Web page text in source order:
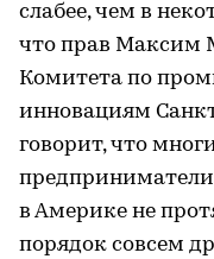
слабее, чем в
что прав Максим
Комитета по
инновациям
говорит, что
предприниматели
в Америке не
порядок совсем